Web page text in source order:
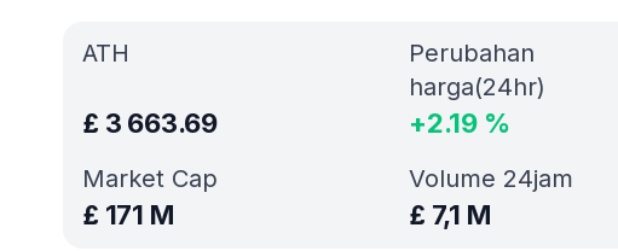
ATH
£ 3 663.69
Market Cap
£ 171 M
Perubahan
harga(24hr)
+2.19 %
Volume 24jam
£ 7,1 M